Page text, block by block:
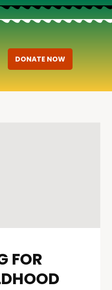
DONATE NOW
FOR